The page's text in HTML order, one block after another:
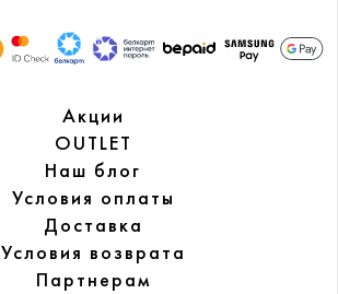
Акции
OUTLET
Наш блог
Условия оплаты
Доставка
Условия возврата
Партнерам